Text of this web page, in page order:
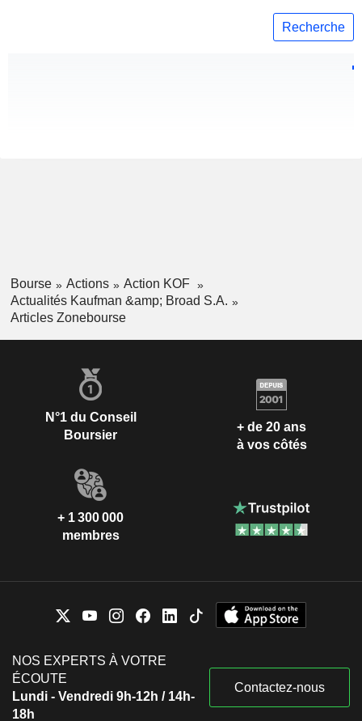
Recherche
Bourse Actions
Action KOF
Actualités Kaufman &amp; Broad S.A.
Articles Zonebourse
N°1 du Conseil
Boursier
+ de 20 ans
à vos côtés
+ 1 300 000
membres
NOS EXPERTS À VOTRE
ÉCOUTE
Lundi - Vendredi 9h-12h / 14h-
18h
Contactez-nous